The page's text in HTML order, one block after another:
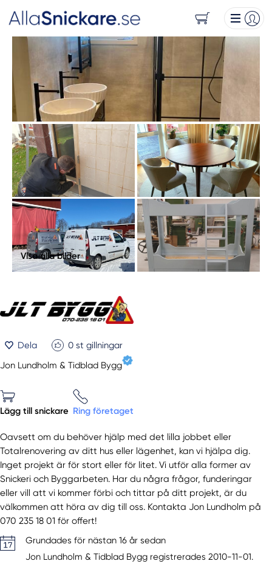
Visa alla bilder
Dela 0 st gillningar
Jon Lundholm & Tidblad Bygg
Lägg till snickare Ring företaget
Oavsett om du behöver hjälp med det lilla jobbet eller
Totalrenovering av ditt hus eller lägenhet, kan vi hjälpa dig.
Inget projekt är för stort eller för litet. Vi utför alla former av
Snickeri och Byggarbeten. Har du några frågor, funderingar
eller vill att vi kommer förbi och tittar på ditt projekt, är du
välkommen att höra av dig till oss. Kontakta Jon Lundholm på
070 235 18 01 för offert!
Grundades för nästan 16 år sedan
Jon Lundholm & Tidblad Bygg registrerades 2010-11-01.